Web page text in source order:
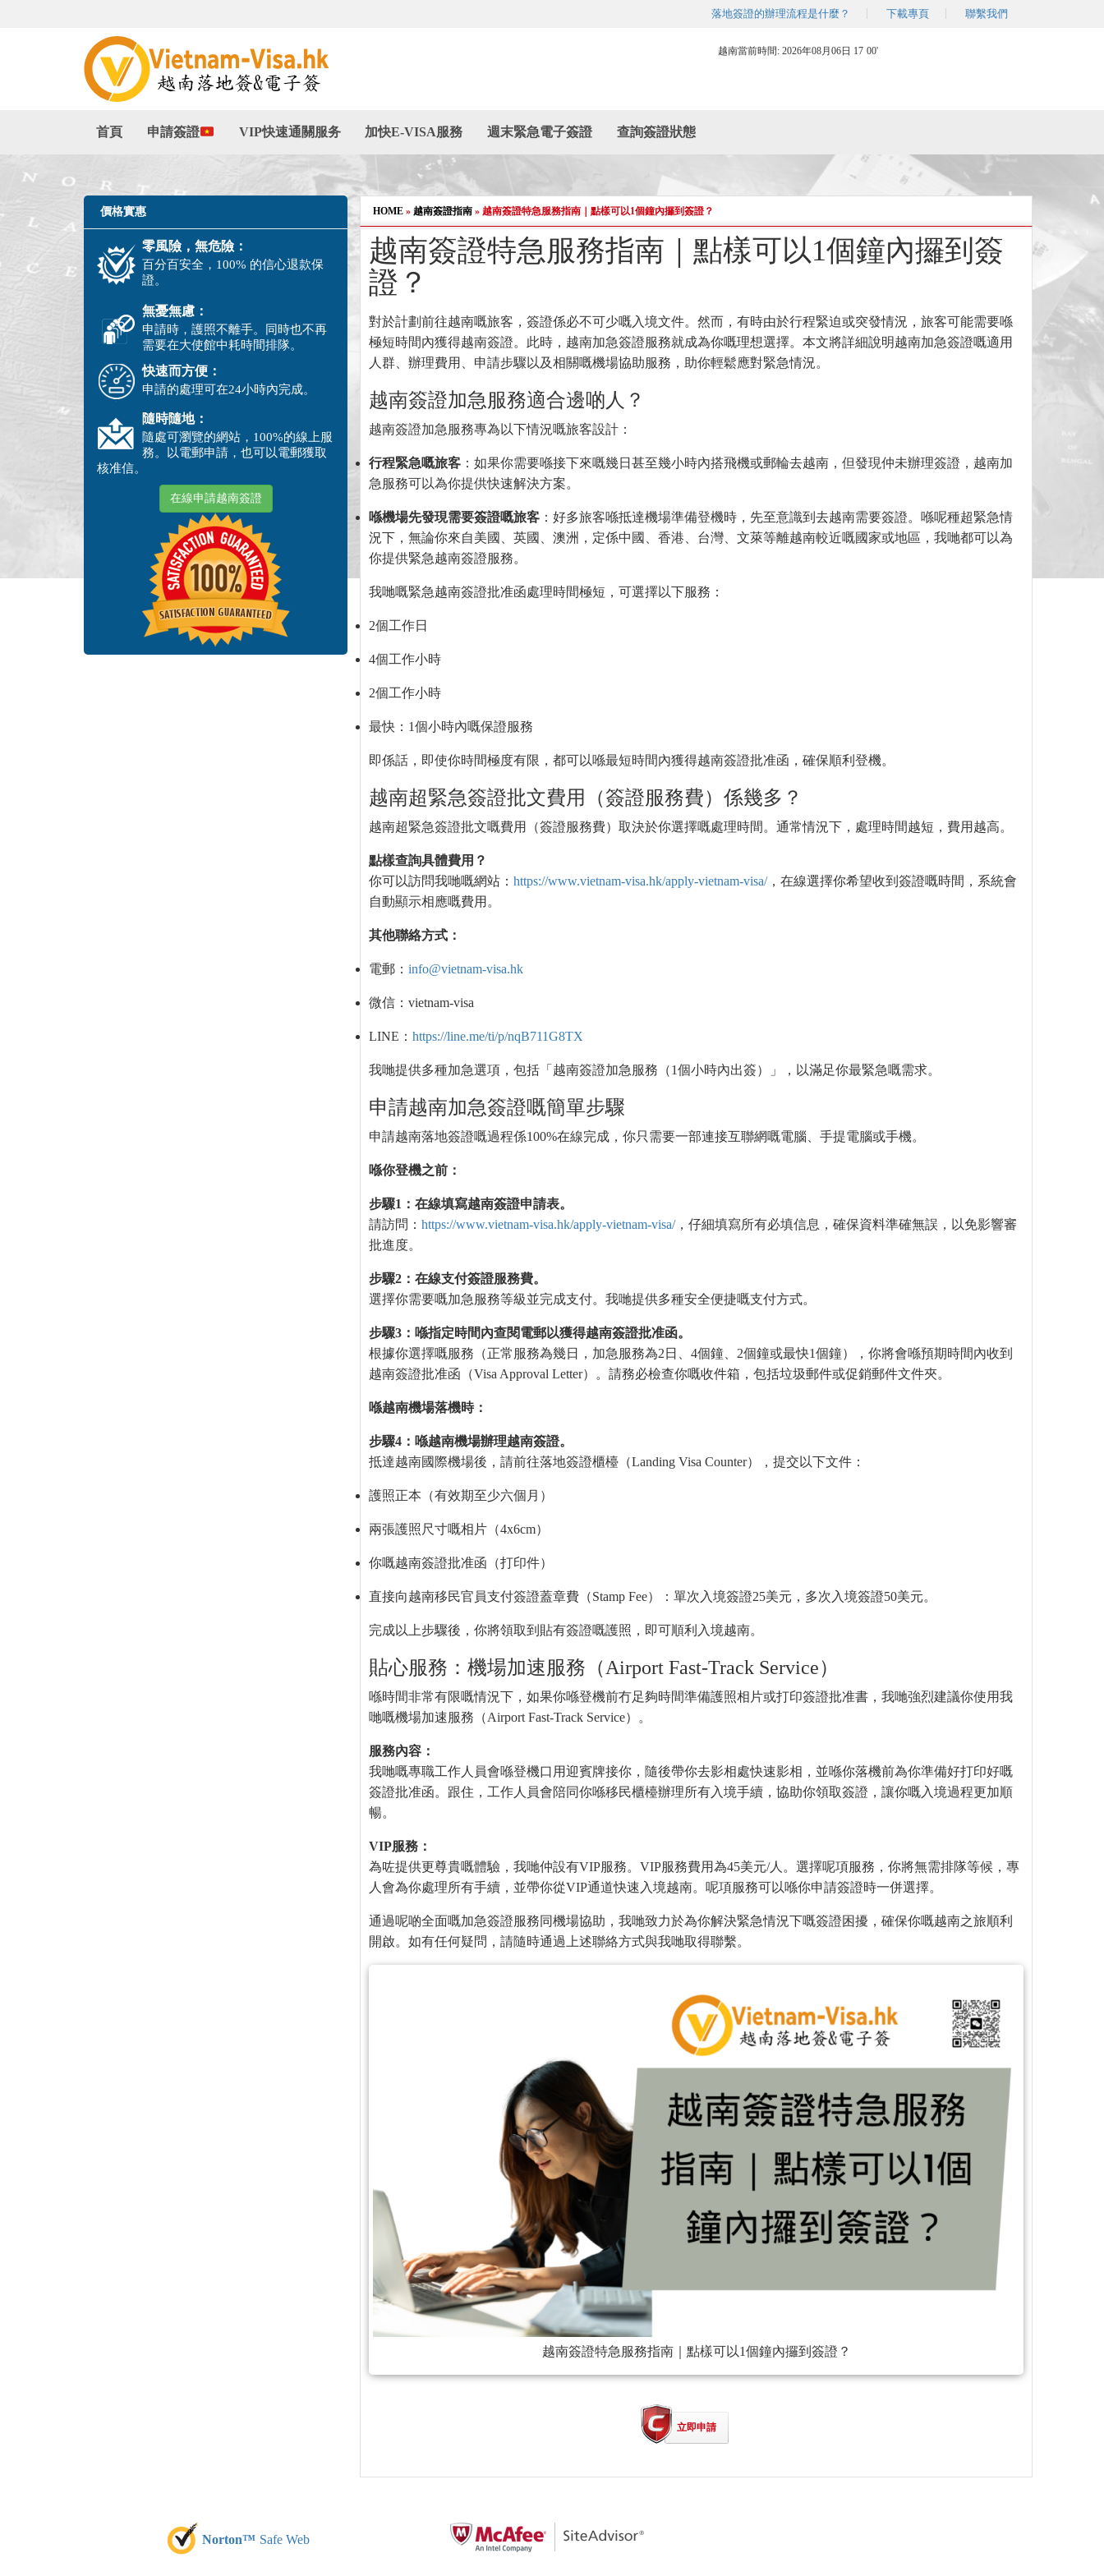
落地簽證的辦理流程是什麼？ 下載專頁 聯繫我們
越南當前時間:2026年08月06日 17 :00'
首頁 申請簽證 VIP快速通關服务 加快E-VISA服務 週末緊急電子簽證 查詢簽證狀態
HOME » 越南簽證指南 » 越南簽證特急服務指南｜點樣可以1個鐘內攞到簽證？
越南簽證特急服務指南｜點樣可以1個鐘內攞到簽
證？
對於計劃前往越南嘅旅客，簽證係必不可少嘅入境文件。然而，有時由於行程緊迫或突發情況，旅客可能需要喺
極短時間內獲得越南簽證。此時，越南加急簽證服務就成為你嘅理想選擇。本文將詳細說明越南加急簽證嘅適用
人群、辦理費用、申請步驟以及相關嘅機場協助服務，助你輕鬆應對緊急情況。
越南簽證加急服務適合邊啲人？
越南簽證加急服務專為以下情況嘅旅客設計：
行程緊急嘅旅客 ：如果你需要喺接下來嘅幾日甚至幾小時內搭飛機或郵輪去越南，但發現仲未辦理簽證，越南加
急服務可以為你提供快速解決方案。
喺機場先發現需要簽證嘅旅客 ：好多旅客喺抵達機場準備登機時，先至意識到去越南需要簽證。喺呢種超緊急情
況下，無論你來自美國、英國、澳洲，定係中國、香港、台灣、文萊等離越南較近嘅國家或地區，我哋都可以為
你提供緊急越南簽證服務。
我哋嘅緊急越南簽證批准函處理時間極短，可選擇以下服務：
2個工作日
4個工作小時
2個工作小時
最快：1個小時內嘅保證服務
即係話，即使你時間極度有限，都可以喺最短時間內獲得越南簽證批准函，確保順利登機。
越南超緊急簽證批文費用（簽證服務費）係幾多？
越南超緊急簽證批文嘅費用（簽證服務費）取決於你選擇嘅處理時間。通常情況下，處理時間越短，費用越高。
點樣查詢具體費用？
你可以訪問我哋嘅網站： https://www.vietnam-visa.hk/apply-vietnam-visa/，在線選擇你希望收到簽證嘅時間，系統會
自動顯示相應嘅費用。
其他聯絡方式：
電郵： info@vietnam-visa.hk
微信：vietnam-visa
LINE： https://line.me/ti/p/nqB711G8TX
我哋提供多種加急選項，包括「越南簽證加急服務（1個小時內出簽）」，以滿足你最緊急嘅需求。
申請越南加急簽證嘅簡單步驟
申請越南落地簽證嘅過程係100%在線完成，你只需要一部連接互聯網嘅電腦、手提電腦或手機。
喺你登機之前：
步驟1：在線填寫越南簽證申請表。
請訪問： https://www.vietnam-visa.hk/apply-vietnam-visa/，仔細填寫所有必填信息，確保資料準確無誤，以免影響審
批進度。
步驟2：在線支付簽證服務費。
選擇你需要嘅加急服務等級並完成支付。我哋提供多種安全便捷嘅支付方式。
步驟3：喺指定時間內查閱電郵以獲得越南簽證批准函。
根據你選擇嘅服務（正常服務為幾日，加急服務為2日、4個鐘、2個鐘或最快1個鐘），你將會喺預期時間內收到
越南簽證批准函（Visa Approval Letter）。請務必檢查你嘅收件箱，包括垃圾郵件或促銷郵件文件夾。
喺越南機場落機時：
步驟4：喺越南機場辦理越南簽證。
抵達越南國際機場後，請前往落地簽證櫃檯（Landing Visa Counter），提交以下文件：
護照正本（有效期至少六個月）
兩張護照尺寸嘅相片（4x6cm）
你嘅越南簽證批准函（打印件）
直接向越南移民官員支付簽證蓋章費（Stamp Fee）：單次入境簽證25美元，多次入境簽證50美元。
完成以上步驟後，你將領取到貼有簽證嘅護照，即可順利入境越南。
貼心服務：機場加速服務（Airport Fast-Track Service）
喺時間非常有限嘅情況下，如果你喺登機前冇足夠時間準備護照相片或打印簽證批准書，我哋強烈建議你使用我
哋嘅機場加速服務（Airport Fast-Track Service）。
服務內容：
我哋嘅專職工作人員會喺登機口用迎賓牌接你，隨後帶你去影相處快速影相，並喺你落機前為你準備好打印好嘅
簽證批准函。跟住，工作人員會陪同你喺移民櫃檯辦理所有入境手續，協助你領取簽證，讓你嘅入境過程更加順
暢。
VIP服務：
為咗提供更尊貴嘅體驗，我哋仲設有VIP服務。VIP服務費用為45美元/人。選擇呢項服務，你將無需排隊等候，專
人會為你處理所有手續，並帶你從VIP通道快速入境越南。呢項服務可以喺你申請簽證時一併選擇。
通過呢啲全面嘅加急簽證服務同機場協助，我哋致力於為你解決緊急情況下嘅簽證困擾，確保你嘅越南之旅順利
開啟。如有任何疑問，請隨時通過上述聯絡方式與我哋取得聯繫。
越南簽證特急服務指南｜點樣可以1個鐘內攞到簽證？
立即申請
價格實惠
零風險，無危險：
百分百安全，100% 的信心退款保
證。
無憂無慮：
申請時，護照不離手。同時也不再
需要在大使館中耗時間排隊。
快速而方便：
申請的處理可在24小時內完成。
隨時隨地：
隨處可瀏覽的網站，100%的線上服
務。以電郵申請，也可以電郵獲取
核准信。
在線申請越南簽證
Norton™ Safe Web